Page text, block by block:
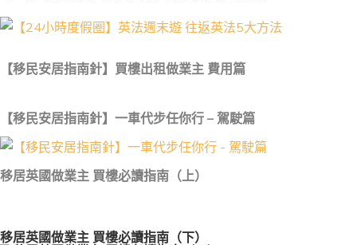
【移民安居指南針】買樓出租做業主 費用篇
【移民安居指南針】一車代步任你行 – 駕駛篇
移居英國做業主 買樓必讀指南（上）
移居英國做業主 買樓必讀指南（下）